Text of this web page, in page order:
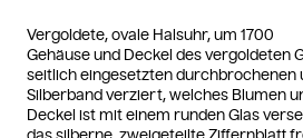
Vergoldete, ovale Halsuhr, um 1700
Gehäuse und Deckel des vergoldeten
seitlich eingesetzten durchbrochenen
Silberband verziert, welches Blumen
Deckel ist mit einem runden Glas